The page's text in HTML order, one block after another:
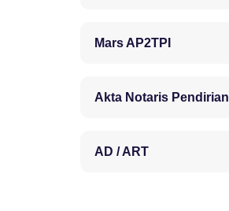
Mars AP2TPI
Akta Notaris Pendirian
AD / ART